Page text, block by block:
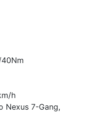
h
Nexus 7-Gang,